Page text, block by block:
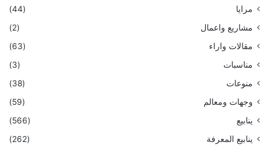
مرايا
(44)
مشاريع واعمال
(2)
مقالات واراء
(63)
مناسبات
(3)
منوعات
(38)
وجهات ومعالم
(59)
ينابيع
(566)
ينابيع المعرفة
(262)